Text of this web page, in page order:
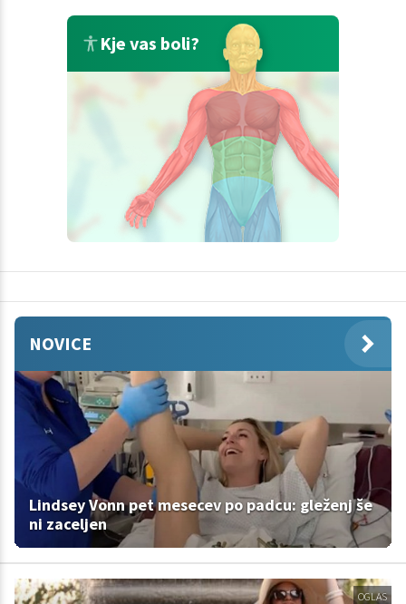
Kje vas boli?
NOVICE
Lindsey Vonn pet mesecev po padcu: gleženj še
ni zaceljen
OGLAS